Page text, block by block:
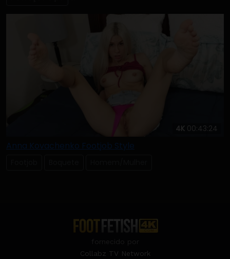
4K 00:43:24
Anna Kovachenko Footjob Style
Collabz TV Network